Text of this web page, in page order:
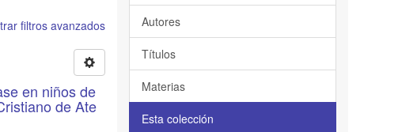
filtros avanzados
en niños de
de Ate
Autores
Títulos
Materias
Esta colección